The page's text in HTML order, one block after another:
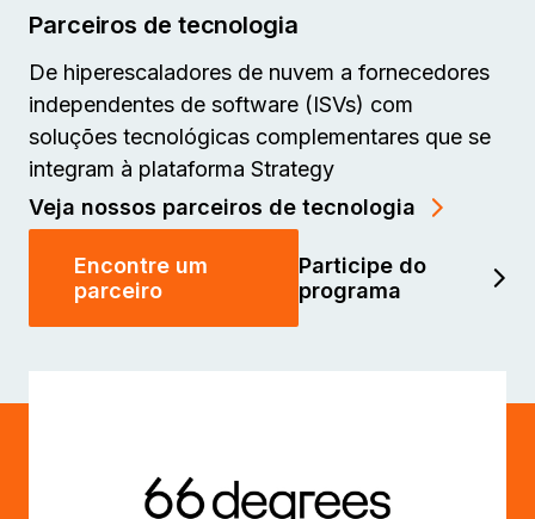
Parceiros de tecnologia
De hiperescaladores de nuvem a fornecedores
independentes de software (ISVs) com
soluções tecnológicas complementares que se
integram à plataforma Strategy
Veja nossos parceiros de tecnologia
Encontre um
parceiro
Participe do
programa